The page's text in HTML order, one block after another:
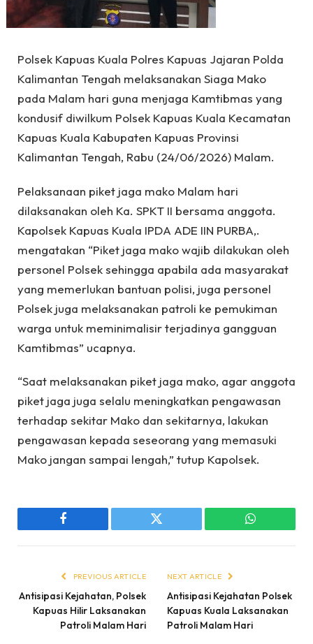
Polsek Kapuas Kuala Polres Kapuas Jajaran Polda
Kalimantan Tengah melaksanakan Siaga Mako
pada Malam hari guna menjaga Kamtibmas yang
kondusif diwilkum Polsek Kapuas Kuala Kecamatan
Kapuas Kuala Kabupaten Kapuas Provinsi
Kalimantan Tengah, Rabu (24/06/2026) Malam.
Pelaksanaan piket jaga mako Malam hari
dilaksanakan oleh Ka. SPKT II bersama anggota.
Kapolsek Kapuas Kuala IPDA ADE IIN PURBA,.
mengatakan “Piket jaga mako wajib dilakukan oleh
personel Polsek sehingga apabila ada masyarakat
yang memerlukan bantuan polisi, juga personel
Polsek juga melaksanakan patroli ke pemukiman
warga untuk meminimalisir terjadinya gangguan
Kamtibmas” ucapnya.
“Saat melaksanakan piket jaga mako, agar anggota
piket jaga juga selalu meningkatkan pengawasan
terhadap sekitar Mako dan sekitarnya, lakukan
pengawasan kepada seseorang yang memasuki
Mako jangan sampai lengah,” tutup Kapolsek.
Facebook Twitter WhatsApp
PREVIOUS ARTICLE
Antisipasi Kejahatan, Polsek
Kapuas Hilir Laksanakan
Patroli Malam Hari
NEXT ARTICLE
Antisipasi Kejahatan Polsek
Kapuas Kuala Laksanakan
Patroli Malam Hari